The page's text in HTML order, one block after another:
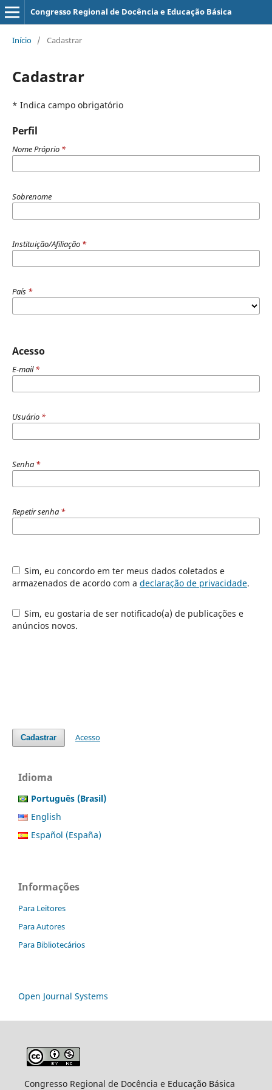
Congresso Regional de Docência e Educação Básica
Início / Cadastrar
Cadastrar
* Indica campo obrigatório
Perfil
Nome Próprio *
Sobrenome
Instituição/Afiliação *
País *
Acesso
E-mail*
Usuário *
Senha *
Repetir senha *
Sim, eu concordo em ter meus dados coletados e
armazenados de acordo com a declaração de privacidade.
Sim, eu gostaria de ser notificado(a) de publicações e
anúncios novos.
Cadastrar Acesso
Idioma
Português (Brasil)
English
Español (España)
Informações
Para Leitores
Para Autores
Para Bibliotecários
Open Journal Systems
Congresso Regional de Docência e Educação Básica